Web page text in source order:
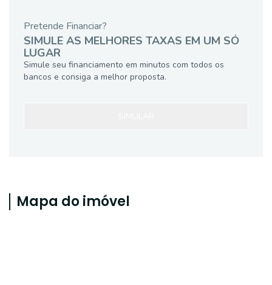
Pretende Financiar?
SIMULE AS MELHORES TAXAS EM UM SÓ
LUGAR
Simule seu financiamento em minutos com todos os
bancos e consiga a melhor proposta.
Mapa do imóvel